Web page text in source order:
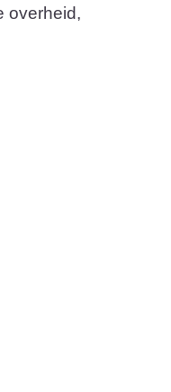
overheid,